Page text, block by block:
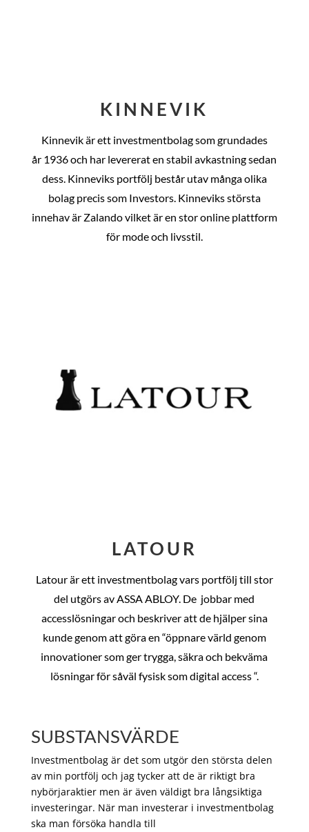
KINNEVIK
Kinnevik är ett investmentbolag som grundades
år 1936 och har levererat en stabil avkastning sedan
dess. Kinneviks portfölj består utav många olika
bolag precis som Investors. Kinneviks största
innehav är Zalando vilket är en stor online plattform
för mode och livsstil.
LATOUR
Latour är ett investmentbolag vars portfölj till stor
del utgörs av ASSA ABLOY. De jobbar med
accesslösningar och beskriver att de hjälper sina
kunde genom att göra en “öppnare värld genom
innovationer som ger trygga, säkra och bekväma
lösningar för såväl fysisk som digital access “.
SUBSTANSVÄRDE
Investmentbolag är det som utgör den största delen
av min portfölj och jag tycker att de är riktigt bra
nybörjaraktier men är även väldigt bra långsiktiga
investeringar. När man investerar i investmentbolag
ska man försöka handla till